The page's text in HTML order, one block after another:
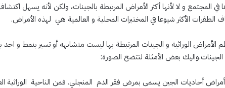
في المجتمع و لا لأنها أكثر الأمراض المرتبطة بالجينات، ولكن لأنه يسهل
الطفرات الأكثر شيوعا في المختبرات المحلية و العالمية هي لهذه الأمراض.
الأمراض الوراثية و الجينات المرتبطة بها ليست متشابهه أو تسير بنمط و
بعض الأمثلة لتتضح الصورة:
أحاديات الجين يسمى بمرض فقر الدم المنجلي. فمن الناحية الوراثية